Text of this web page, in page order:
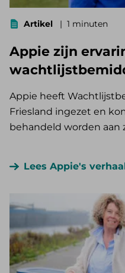
Artikel 1 minuten
Appie zijn
Appie heeft
Friesland ingezet en
behandeld worden aan
Lees Appie's verhaal